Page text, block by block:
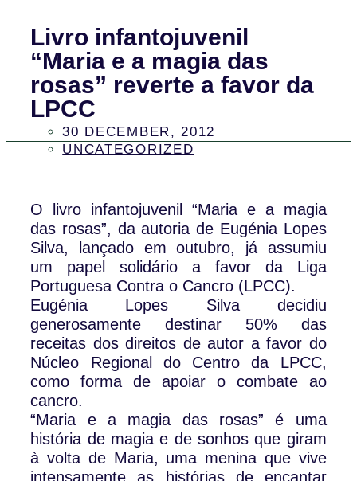
Livro infantojuvenil
“Maria e a magia das
rosas” reverte a favor da
LPCC
30 DECEMBER, 2012
UNCATEGORIZED
O livro infantojuvenil “Maria e a magia
das rosas”, da autoria de Eugénia Lopes
Silva, lançado em outubro, já assumiu
um papel solidário a favor da Liga
Portuguesa Contra o Cancro (LPCC).
Eugénia Lopes Silva decidiu
generosamente destinar 50% das
receitas dos direitos de autor a favor do
Núcleo Regional do Centro da LPCC,
como forma de apoiar o combate ao
cancro.
“Maria e a magia das rosas” é uma
história de magia e de sonhos que giram
à volta de Maria, uma menina que vive
intensamente as histórias de encantar